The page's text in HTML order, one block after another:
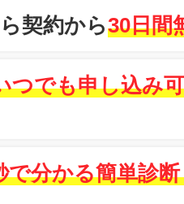
契約から30日間
つでも申し込み
で分かる簡単診